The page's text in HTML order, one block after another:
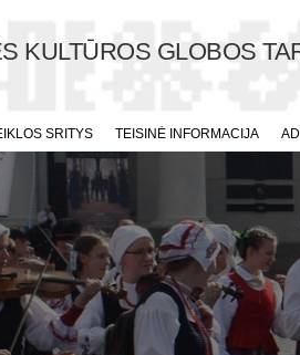
KULTŪROS GLOBOS
SRITYS TEISINĖ INFORMACIJA